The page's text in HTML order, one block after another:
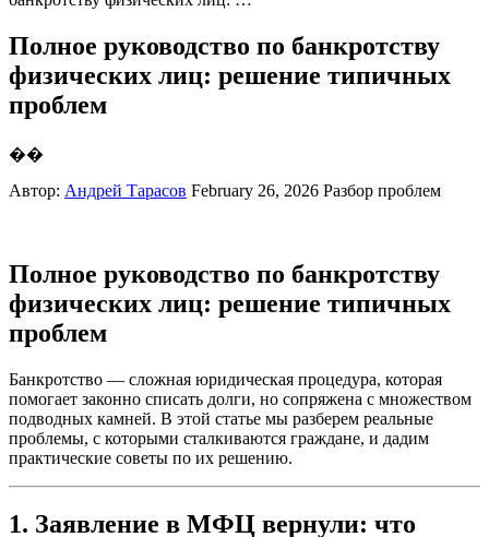
Полное руководство по банкротству
физических лиц: решение типичных
проблем
��
Автор: Андрей Тарасов February 26, 2026 Разбор проблем
Полное руководство по банкротству
физических лиц: решение типичных
проблем
Банкротство — сложная юридическая процедура, которая
помогает законно списать долги, но сопряжена с множеством
подводных камней. В этой статье мы разберем реальные
проблемы, с которыми сталкиваются граждане, и дадим
практические советы по их решению.
1. Заявление в МФЦ вернули: что